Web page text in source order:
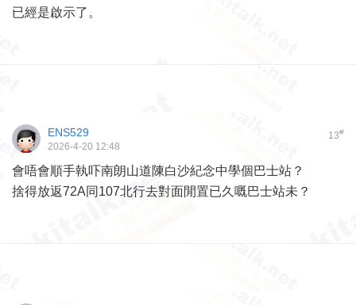
已經是啟示了。
13#
ENS529
2026-4-20 12:48
會唔會順手執吓南朗山道陳白沙紀念中學個巴士站？
捨得放返72A同107北行去對面閒置已久嘅巴士站未？